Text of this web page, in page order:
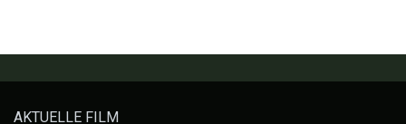
AKTUELLE FILM